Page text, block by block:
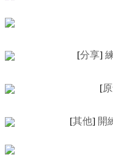
[分享]
[
[其他] 開